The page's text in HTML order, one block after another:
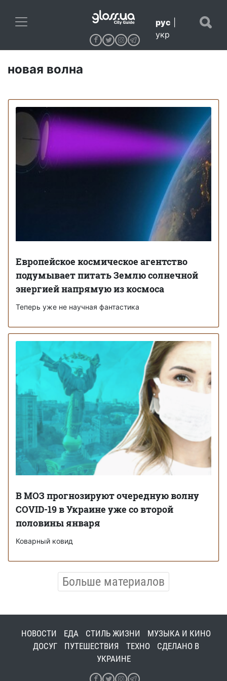
рус
укр
новая волна
Европейское космическое агентство
подумывает питать Землю солнечной
энергией напрямую из космоса
Теперь уже не научная фантастика
В МОЗ прогнозируют очередную волну
COVID-19 в Украине уже со второй
половины января
Коварный ковид
Больше материалов
НОВОСТИ ЕДА СТИЛЬ ЖИЗНИ
МУЗЫКА И КИНО
ДОСУГ
ПУТЕШЕСТВИЯ ТЕХНО
СДЕЛАНО В
УКРАИНЕ